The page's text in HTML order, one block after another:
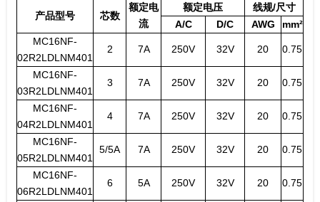
产品型号 芯数
额定电
流
额定电压
线规/尺寸
A/C
D/C AWG
mm²
MC16NF-
02R2LDLNM401
2 7A 250V 32V 20 0.75
MC16NF-
03R2LDLNM401
3 7A 250V 32V 20 0.75
MC16NF-
04R2LDLNM401
4 7A 250V 32V 20 0.75
MC16NF-
05R2LDLNM401
5/5A 7A 250V 32V 20 0.75
MC16NF-
06R2LDLNM401
6 5A 250V 32V 20 0.75